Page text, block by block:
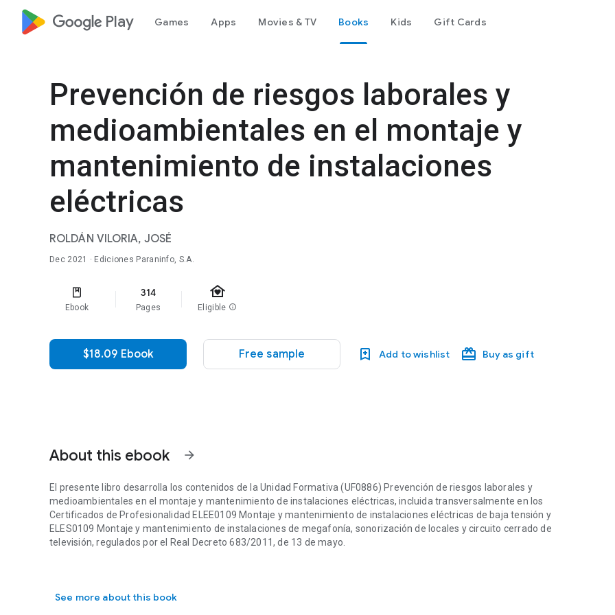
google_logo Play Games Apps Movies & TV Books Kids Gift Cards
Prevención de riesgos laborales y
medioambientales en el montaje y
mantenimiento de instalaciones
eléctricas
ROLDÁN VILORIA, JOSÉ
Dec 2021 · Ediciones Paraninfo, S.A.
Ebook
314
Pages
family_home
Eligible info
$18.09 Ebook Free sample Add to wishlist Buy as gift
About this ebook arrow_forward
El presente libro desarrolla los contenidos de la Unidad Formativa (UF0886) Prevención de riesgos laborales y
medioambientales en el montaje y mantenimiento de instalaciones eléctricas, incluida transversalmente en los
Certificados de Profesionalidad ELEE0109 Montaje y mantenimiento de instalaciones eléctricas de baja tensión y
ELES0109 Montaje y mantenimiento de instalaciones de megafonía, sonorización de locales y circuito cerrado de
televisión, regulados por el Real Decreto 683/2011, de 13 de mayo.
seguridad frente a los riesgos laborales. Está organizada en cuatro capítulos:
El presente libro desarrolla los contenidos de la Unidad Formativa (UF0886) Prevención de riesgos laborales y
See more about this book